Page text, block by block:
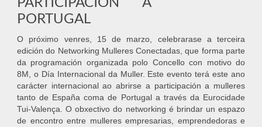
PORTUGAL
O próximo venres, 15 de marzo, celebrarase a terceira
edición do Networking Mulleres Conectadas, que forma parte
da programación organizada polo Concello con motivo do
8M, o Día Internacional da Muller. Este evento terá este ano
carácter internacional ao abrirse a participación a mulleres
tanto de España coma de Portugal a través da Eurocidade
Tui-Valença. O obxectivo do networking é brindar un espazo
de encontro entre mulleres empresarias, emprendedoras e